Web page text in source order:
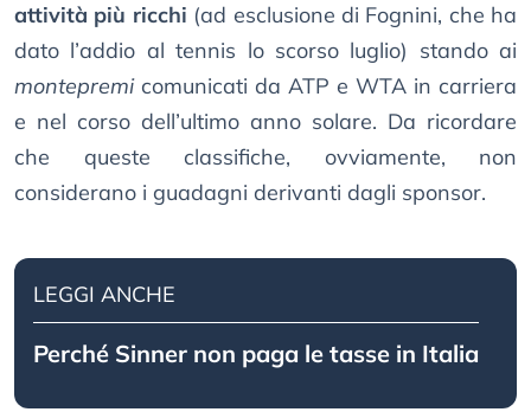
attività più ricchi (ad esclusione di Fognini, che ha
dato l’addio al tennis lo scorso luglio) stando ai
montepremicomunicati da ATP e WTA in carriera
e nel corso dell’ultimo anno solare. Da ricordare
che queste classifiche, ovviamente, non
considerano i guadagni derivanti dagli sponsor.
LEGGI ANCHE
Perché Sinner non paga le tasse in Italia